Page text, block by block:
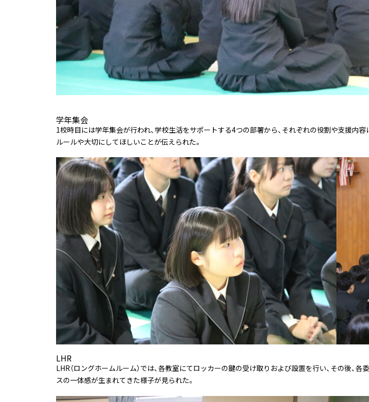
学年集会
1校時目には学年集会が行われ、学校生活をサポートする4つの部署から、それぞれの役割や支援内
ルールや大切にしてほしいことが伝えられた。
LHR
LHR（ロングホームルーム）では、各教室にてロッカーの鍵の受け取りおよび設置を行い、その後、
スの一体感が生まれてきた様子が見られた。